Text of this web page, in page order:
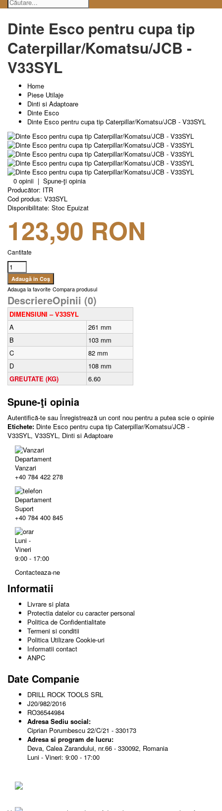
Dinte Esco pentru cupa tip
Caterpillar/Komatsu/JCB -
V33SYL
Home
Piese Utilaje
Dinti si Adaptoare
Dinte Esco
Dinte Esco pentru cupa tip Caterpillar/Komatsu/JCB - V33SYL
0 opinii | Spune-ţi opinia
Producător: ITR
Cod produs: V33SYL
Disponibilitate: Stoc Epuizat
123,90 RON
Cantitate
Adauga la favorite Compara produsul
DescriereOpinii (0)
DIMENSIUNI – V33SYL
A
261 mm
B
103 mm
C
82 mm
D
108 mm
GREUTATE (KG)
6.60
Spune-ţi opinia
Autentifică-te sau Înregistrează un cont nou pentru a putea scie o opinie
Etichete: Dinte Esco pentru cupa tip Caterpillar/Komatsu/JCB -
V33SYL, V33SYL, Dinti si Adaptoare
Departament
Vanzari
+40 784 422 278
Departament
Suport
+40 784 400 845
Luni -
Vineri
9:00 - 17:00
Contacteaza-ne
Informatii
Livrare si plata
Protectia datelor cu caracter personal
Politica de Confidentialitate
Termeni si conditii
Politica Utilizare Cookie-uri
Informatii contact
ANPC
Date Companie
DRILL ROCK TOOLS SRL
J20/982/2016
RO36544984
Adresa Sediu social:
Ciprian Porumbescu 22/C/21 - 330173
Adresa si program de lucru:
Deva, Calea Zarandului, nr.66 - 330092, Romania
Luni - Vineri: 9:00 - 17:00